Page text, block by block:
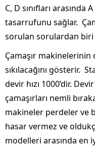
C, D sınıfları arasında
tasarrufunu sağlar.
sorulan sorulardan biri
Çamaşır makinelerinin
sıkılacağını gösterir.
devir hızı 1000’dir.
çamaşırları nemli
makineler perdeler ve
hasar vermez ve
modelleri arasında en